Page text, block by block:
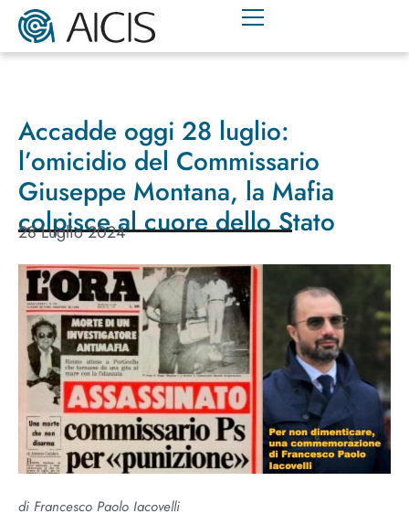
Accadde oggi 28 luglio:
l’omicidio del Commissario
Giuseppe Montana, la Mafia
colpisce al cuore dello Stato
28 Luglio 2024
di Francesco Paolo Iacovelli